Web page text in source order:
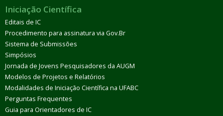
Iniciação Científica
Editais de IC
Procedimento para assinatura via Gov.Br
Sistema de Submissões
Simpósios
Jornada de Jovens Pesquisadores da AUGM
Modelos de Projetos e Relatórios
Modalidades de Iniciação Científica na UFABC
Perguntas Frequentes
Guia para Orientadores de IC